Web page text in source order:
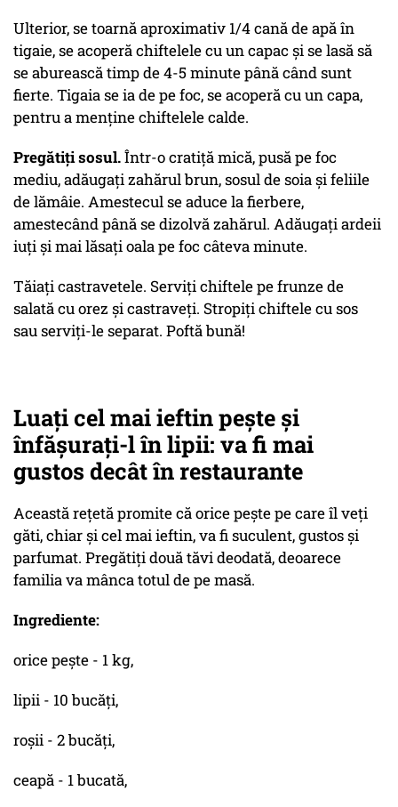
Ulterior, se toarnă aproximativ 1/4 cană de apă în
tigaie, se acoperă chiftelele cu un capac și se lasă să
se aburească timp de 4-5 minute până când sunt
fierte. Tigaia se ia de pe foc, se acoperă cu un capa,
pentru a menține chiftelele calde.
Pregătiți sosul.Într-o cratiță mică, pusă pe foc
mediu, adăugați zahărul brun, sosul de soia și feliile
de lămâie. Amestecul se aduce la fierbere,
amestecând până se dizolvă zahărul. Adăugați ardeii
iuți și mai lăsați oala pe foc câteva minute.
Tăiați castravetele. Serviți chiftele pe frunze de
salată cu orez și castraveți. Stropiți chiftele cu sos
sau serviți-le separat. Poftă bună!
Luați cel mai ieftin pește și
înfășurați-l în lipii: va fi mai
gustos decât în restaurante
Această rețetă promite că orice pește pe care îl veți
găti, chiar și cel mai ieftin, va fi suculent, gustos și
parfumat. Pregătiți două tăvi deodată, deoarece
familia va mânca totul de pe masă.
Ingrediente:
orice pește - 1 kg,
lipii - 10 bucăți,
roșii - 2 bucăți,
ceapă - 1 bucată,